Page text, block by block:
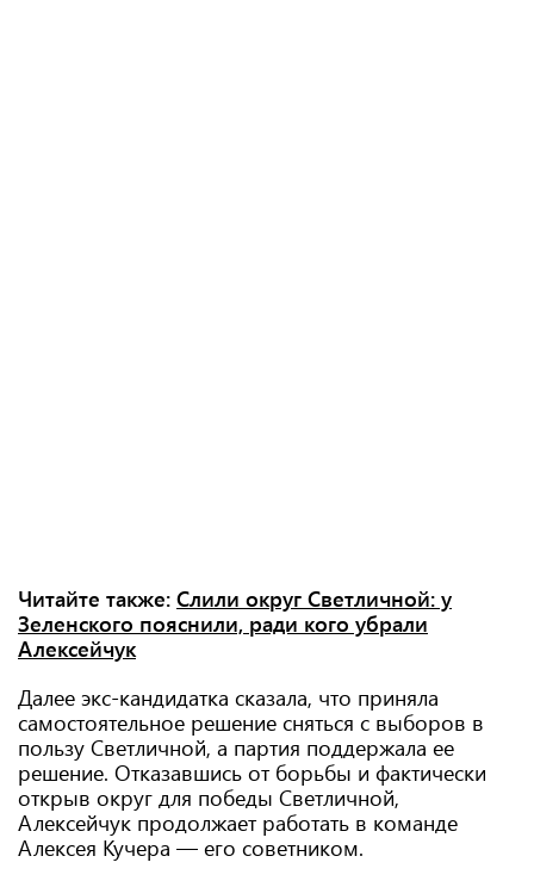
Читайте также: Слили округ Светличной: у
Зеленского пояснили, ради кого убрали
Алексейчук
Далее экс-кандидатка сказала, что приняла
самостоятельное решение сняться с выборов в
пользу Светличной, а партия поддержала ее
решение. Отказавшись от борьбы и фактически
открыв округ для победы Светличной,
Алексейчук продолжает работать в команде
Алексея Кучера — его советником.